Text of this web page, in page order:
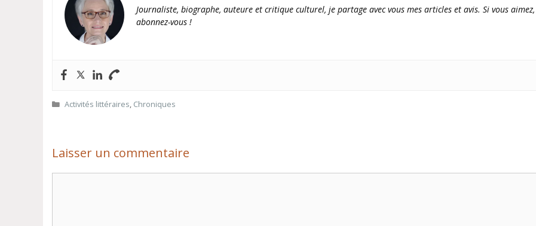
Journaliste, biographe, auteure et critique culturel, je partage avec vous mes articles et avis. Si vous aimez,
abonnez-vous !
Catégories
Activités littéraires, Chroniques
Laisser un commentaire